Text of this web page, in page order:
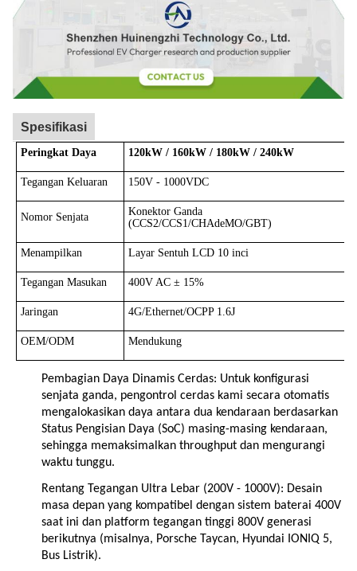
Spesifikasi
Peringkat Daya 120kW / 160kW / 180kW / 240kW
Tegangan Keluaran 150V - 1000VDC
Nomor Senjata
Konektor Ganda
(CCS2/CCS1/CHAdeMO/GBT)
Menampilkan Layar Sentuh LCD 10 inci
Tegangan Masukan 400V AC ± 15%
Jaringan 4G/Ethernet/OCPP 1.6J
OEM/ODM Mendukung
Pembagian Daya Dinamis Cerdas: Untuk konfigurasi
senjata ganda, pengontrol cerdas kami secara otomatis
mengalokasikan daya antara dua kendaraan berdasarkan
Status Pengisian Daya (SoC) masing-masing kendaraan,
sehingga memaksimalkan throughput dan mengurangi
waktu tunggu.
Rentang Tegangan Ultra Lebar (200V - 1000V): Desain
masa depan yang kompatibel dengan sistem baterai 400V
saat ini dan platform tegangan tinggi 800V generasi
berikutnya (misalnya, Porsche Taycan, Hyundai IONIQ 5,
Bus Listrik).